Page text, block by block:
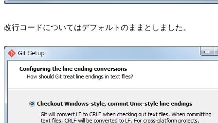
改行コードについてはデフォルトのままとしました。